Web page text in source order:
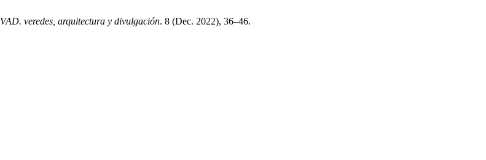
VAD. veredes, arquitectura y divulgación. 8 (Dec. 2022), 36–46.